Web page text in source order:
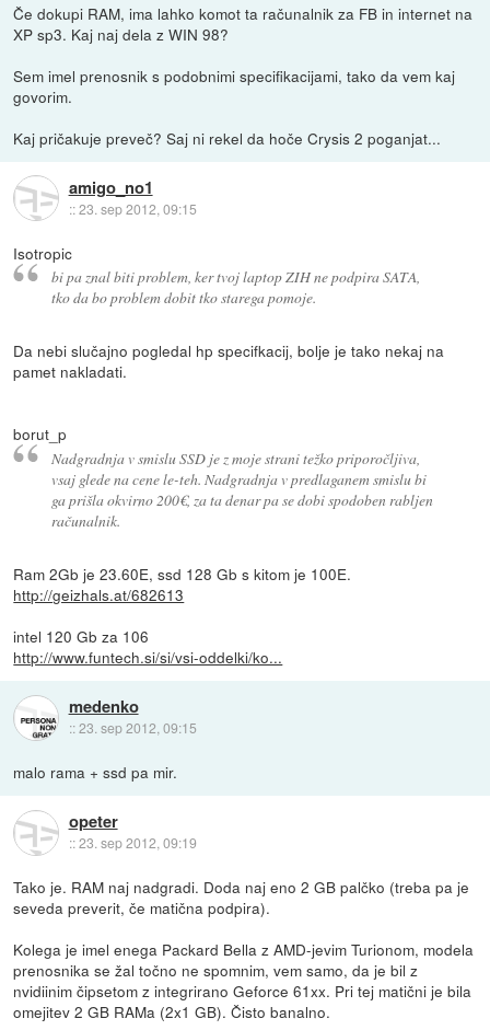
Če dokupi RAM, ima lahko komot ta računalnik za FB in internet na
XP sp3. Kaj naj dela z WIN 98?
Sem imel prenosnik s podobnimi specifikacijami, tako da vem kaj
govorim.
Kaj pričakuje preveč? Saj ni rekel da hoče Crysis 2 poganjat...
amigo_no1
::23. sep 2012, 09:15
Isotropic
bi pa znal biti problem, ker tvoj laptop ZIH ne podpira SATA,
tko da bo problem dobit tko starega pomoje.
Da nebi slučajno pogledal hp specifkacij, bolje je tako nekaj na
pamet nakladati.
borut_p
Nadgradnja v smislu SSD je z moje strani težko priporočljiva,
vsaj glede na cene le-teh. Nadgradnja v predlaganem smislu bi
ga prišla okvirno 200€, za ta denar pa se dobi spodoben rabljen
računalnik.
Ram 2Gb je 23.60E, ssd 128 Gb s kitom je 100E.
http://geizhals.at/682613
intel 120 Gb za 106
http://www.funtech.si/si/vsi-oddelki/ko...
medenko
::23. sep 2012, 09:15
malo rama + ssd pa mir.
opeter
::23. sep 2012, 09:19
Tako je. RAM naj nadgradi. Doda naj eno 2 GB palčko (treba pa je
seveda preverit, če matična podpira).
Kolega je imel enega Packard Bella z AMD-jevim Turionom, modela
prenosnika se žal točno ne spomnim, vem samo, da je bil z
nvidiinim čipsetom z integrirano Geforce 61xx. Pri tej matični je bila
omejitev 2 GB RAMa (2x1 GB). Čisto banalno.